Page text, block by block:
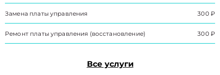
Замена платы управления 300 ₽
Ремонт платы управления (восстановление) 300 ₽
Все услуги